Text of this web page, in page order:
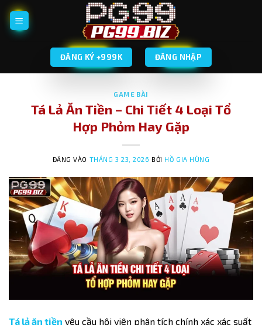
Bỏ
qua
nội
ĐĂNG KÝ +999K ĐĂNG NHẬP
GAME BÀI
Tá Lả Ăn Tiền – Chi Tiết 4 Loại Tổ
Hợp Phỏm Hay Gặp
ĐĂNG VÀO THÁNG 3 23, 2026 BỞI HỒ GIA HÙNG
Tá lả ăn tiền yêu cầu hội viên phân tích chính xác xác suất